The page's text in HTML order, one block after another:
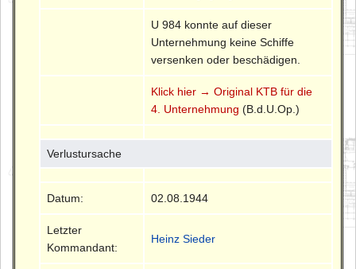
U 984 konnte auf dieser
Unternehmung keine Schiffe
versenken oder beschädigen.
Klick hier → Original KTB für die
4. Unternehmung (B.d.U.Op.)
Verlustursache
Datum: 02.08.1944
Letzter
Kommandant:
Heinz Sieder